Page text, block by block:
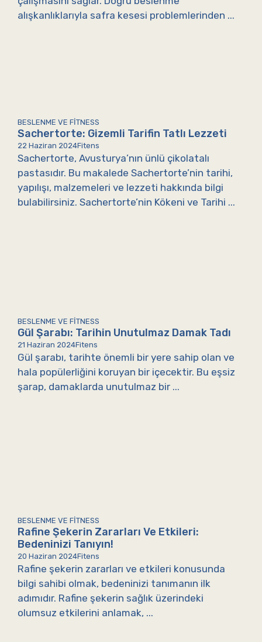
alışkanlıklarıyla safra kesesi problemlerinden ...
BESLENME VE FITNESS
Sachertorte: Gizemli Tarifin Tatlı Lezzeti
22 Haziran 2024Fitens
Sachertorte, Avusturya’nın ünlü çikolatalı
pastasıdır. Bu makalede Sachertorte’nin tarihi,
yapılışı, malzemeleri ve lezzeti hakkında bilgi
bulabilirsiniz. Sachertorte’nin Kökeni ve Tarihi ...
BESLENME VE FITNESS
Gül Şarabı: Tarihin Unutulmaz Damak Tadı
21 Haziran 2024Fitens
Gül şarabı, tarihte önemli bir yere sahip olan ve
hala popülerliğini koruyan bir içecektir. Bu eşsiz
şarap, damaklarda unutulmaz bir ...
BESLENME VE FITNESS
Rafine Şekerin Zararları Ve Etkileri:
Bedeninizi Tanıyın!
20 Haziran 2024Fitens
Rafine şekerin zararları ve etkileri konusunda
bilgi sahibi olmak, bedeninizi tanımanın ilk
adımıdır. Rafine şekerin sağlık üzerindeki
olumsuz etkilerini anlamak, ...